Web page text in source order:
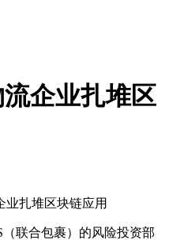
企业扎堆区
（联合包裹）的风险投资部